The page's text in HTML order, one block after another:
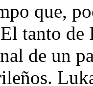
que,
tanto de
de un